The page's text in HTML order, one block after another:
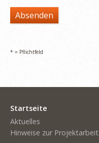
* = Pflichtfeld
Startseite
Aktuelles
Hinweise zur Projektarbeit